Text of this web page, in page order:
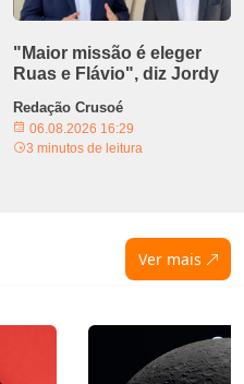
"Maior missão é eleger
Ruas e Flávio", diz Jordy
Redação Crusoé
06.08.2026 16:29
3 minutos de leitura
Ver mais